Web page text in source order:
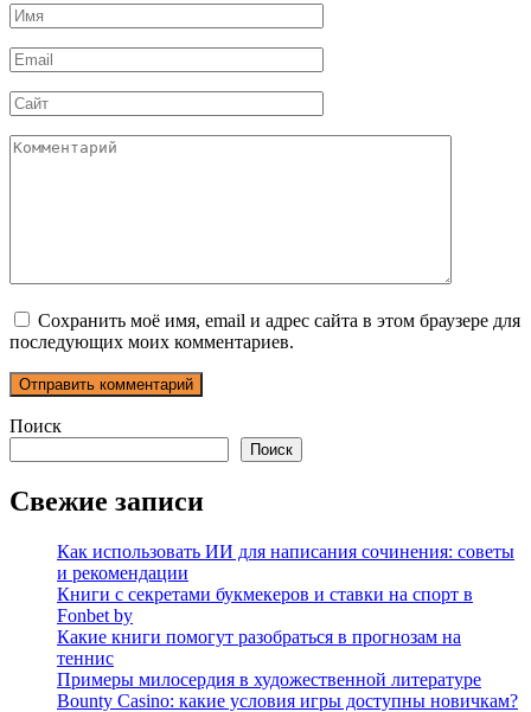
Имя
*
Email
*
Сайт
Комментарий
Сохранить моё имя, email и адрес сайта в этом браузере для
последующих моих комментариев.
Поиск
Поиск
Свежие записи
Как использовать ИИ для написания сочинения: советы
и рекомендации
Книги с секретами букмекеров и ставки на спорт в
Fonbet by
Какие книги помогут разобраться в прогнозам на
теннис
Примеры милосердия в художественной литературе
Bounty Casino: какие условия игры доступны новичкам?